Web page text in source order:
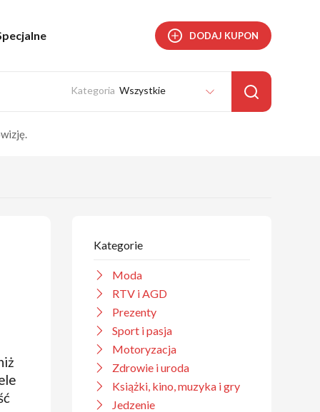
DODAJ KUPON
Wszystkie
Kategorie
Moda
RTV i AGD
Prezenty
Sport i pasja
Motoryzacja
Zdrowie i uroda
Książki, kino, muzyka i gry
Jedzenie